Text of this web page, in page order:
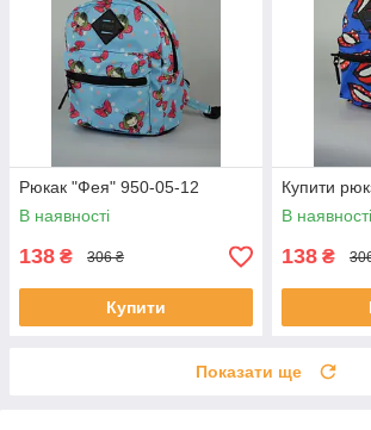
Рюкак "Фея" 950-05-12
В наявності
138 ₴ 306 ₴
Купити
Купити
В наявності
138 ₴
Показати ще